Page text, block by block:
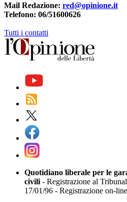
Mail Redazione: red@opinione.it
Telefono: 06/51600626
Tutti i contatti
Quotidiano liberale per le
civili - Registrazione al
17/01/96 - Registrazione on-